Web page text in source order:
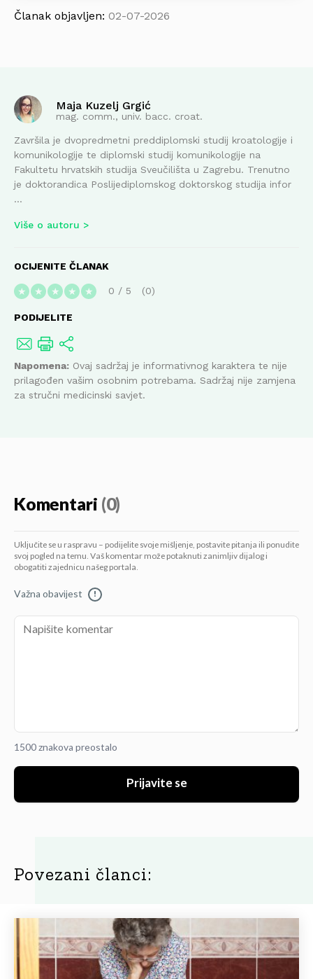
Članak objavljen: 02-07-2026
Maja Kuzelj Grgić
mag. comm., univ. bacc. croat.
Završila je dvopredmetni preddiplomski studij kroatologije i
komunikologije te diplomski studij komunikologije na
Fakultetu hrvatskih studija Sveučilišta u Zagrebu. Trenutno
je doktorandica Poslijediplomskog doktorskog studija infor
...
Više o autoru
OCIJENITE ČLANAK
★ ★ ★ ★ ★ 0 / 5 0
PODIJELITE
Napomena: Ovaj sadržaj je informativnog karaktera te nije
prilagođen vašim osobnim potrebama. Sadržaj nije zamjena
za stručni medicinski savjet.
Komentari (0)
Uključite se u raspravu – podijelite svoje mišljenje, postavite pitanja ili ponudite
svoj pogled na temu. Vaš komentar može potaknuti zanimljiv dijalog i
obogatiti zajednicu našeg portala.
Važna obavijest !
1500 znakova preostalo
Prijavite se
Povezani članci: